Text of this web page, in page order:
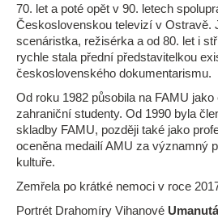
70. let a poté opět v 90. letech
Československou televizí v Ostravě.
scenáristka, režisérka a od 80. let i
rychle stala přední představitelkou
československého dokumentarismu.
Od roku 1982 působila na FAMU
zahraniční studenty. Od 1990 byla
skladby FAMU, později také jako
oceněna medailí AMU za významný
kultuře.
Zemřela po krátké nemoci v roce
Portrét Drahomíry Vihanové Umanutá